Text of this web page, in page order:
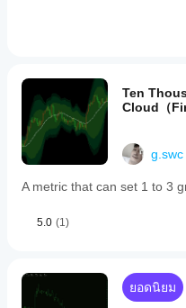
Ten
Cloud（
g.swc
A metric that can set 1 to 3
5.0 (1)
ยอดนิยม